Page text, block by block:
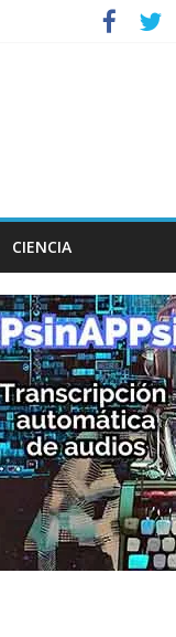
CIENCIA